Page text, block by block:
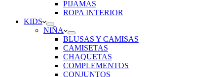
PIJAMAS
ROPA INTERIOR
KIDS
NIÑA
BLUSAS Y CAMISAS
CAMISETAS
CHAQUETAS
COMPLEMENTOS
CONJUNTOS